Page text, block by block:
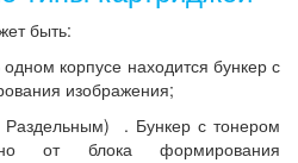
быть:
корпусе находится бункер с
изображения;
. Бункер с тонером
от блока формирования